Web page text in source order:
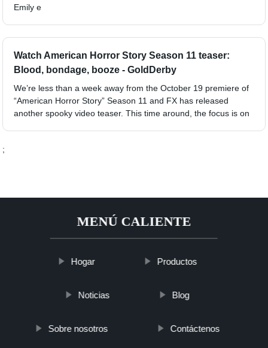
Emily e
Watch American Horror Story Season 11 teaser:
Blood, bondage, booze - GoldDerby
We’re less than a week away from the October 19 premiere of
“American Horror Story” Season 11 and FX has released
another spooky video teaser. This time around, the focus is on
;
MENÚ CALIENTE
Hogar Productos
Noticias Blog
Sobre nosotros Contáctenos